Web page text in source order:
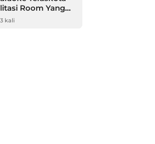
Room Yang
Harga
kali